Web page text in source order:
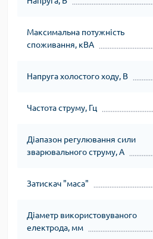
Максимальна потужність
споживання, кВА
Напруга холостого ходу, В
Частота струму, Гц
Діапазон регулювання сили
зварювального струму, А
Затискач "маса"
Діаметр використовуваного
електрода, мм